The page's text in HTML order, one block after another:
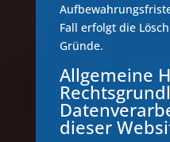
Fall erfolgt die
Gründe.
Allgemeine
dieser